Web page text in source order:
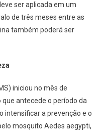
ser aplicada em um
de três meses entre as
também poderá ser
iniciou no mês de
antecede o período da
intensificar a prevenção e o
mosquito Aedes aegypti,